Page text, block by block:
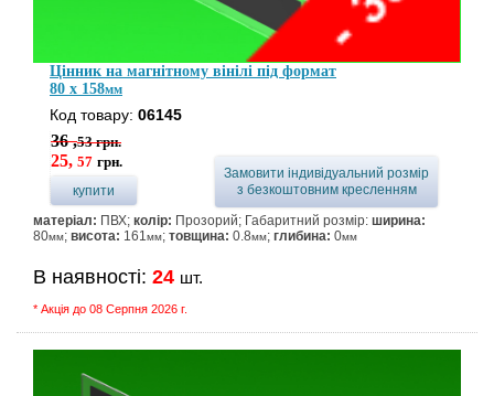
Цінник на магнітному вінілі під формат
80 x 158мм
Код товару: 06145
36 ,53грн.
25, 57 грн.
купити
Замовити індивідуальний розмір
з безкоштовним кресленням
матеріал: ПВХ; колір: Прозорий; Габаритний розмір: ширина:
80мм; висота: 161мм; товщина: 0.8мм; глибина: 0мм
В наявності: 24 шт.
* Акція до 08 Серпня 2026 г.